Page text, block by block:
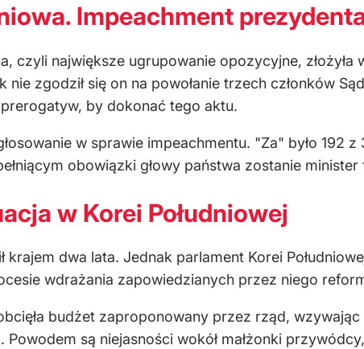
Impeachment
czyli największe ugrupowanie opozycyjne,
nie zgodził się on na powołanie trzech członków
by dokonać tego aktu.
w sprawie impeachmentu. "Za" było
obowiązki głowy państwa zostanie
w Korei Południowej
krajem dwa lata. Jednak parlament Korei
wdrażania zapowiedzianych przez niego
budżet zaproponowany przez rząd,
Powodem są niejasności wokół małżonki